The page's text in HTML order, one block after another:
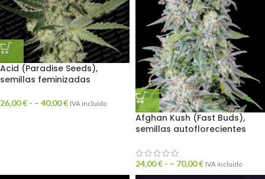
Acid (Paradise Seeds),
semillas feminizadas
26,00€ - – 40,00€ IVA incluido
Afghan Kush (Fast Buds),
semillas autoflorecientes
24,00€ - – 70,00€ IVA incluido